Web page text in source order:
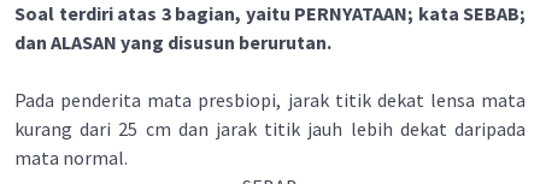
Soal terdiri atas 3 bagian, yaitu PERNYATAAN; kata SEBAB;
dan ALASAN yang disusun berurutan.
Pada penderita mata presbiopi, jarak titik dekat lensa mata
kurang dari 25 cm dan jarak titik jauh lebih dekat daripada
mata normal.